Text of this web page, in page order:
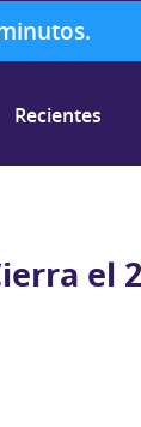
Recientes
el